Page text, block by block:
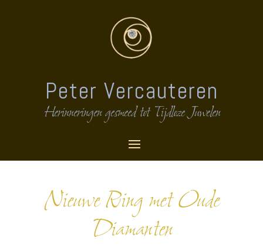
Peter Vercauteren
Herinneringen gesmeed tot Tijdloze Juwelen
Nieuwe Ring met Oude
Diamanten